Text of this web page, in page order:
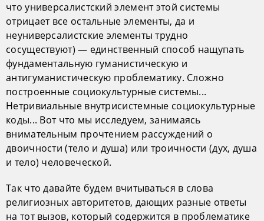
что универсалистский элемент этой системы
отрицает все остальные элементы, да и
неуниверсалистские элементы трудно
сосуществуют) — единственный способ нащупать
фундаментальную гуманистическую и
антигуманистическую проблематику. Сложно
построенные социокультурные системы...
Нетривиальные внутрисистемные социокультурные
коды... Вот что мы исследуем, занимаясь
внимательным прочтением рассуждений о
двоичности (тело и душа) или троичности (дух, душа
и тело) человеческой.
Так что давайте будем вчитываться в слова
религиозных авторитетов, дающих разные ответы
на тот вызов, который содержится в проблематике